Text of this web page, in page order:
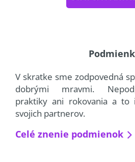
V skratke sme zodpovedná
dobrými mravmi.
praktiky ani rokovania a to
svojich partnerov.
Celé znenie podmienok